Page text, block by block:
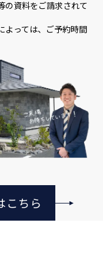
資料をご請求されて
よっては、ご予約時間
こちら